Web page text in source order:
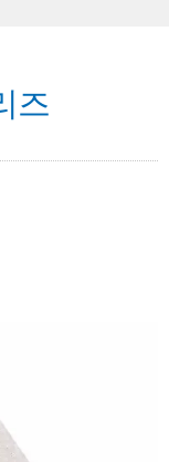
즈